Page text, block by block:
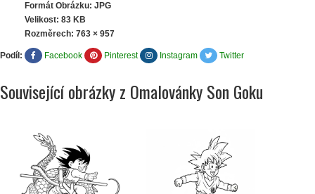
Formát Obrázku: JPG
Velikost: 83 KB
Rozměrech: 763 × 957
Podíl: Facebook Pinterest Instagram Twitter
Související obrázky z Omalovánky Son Goku